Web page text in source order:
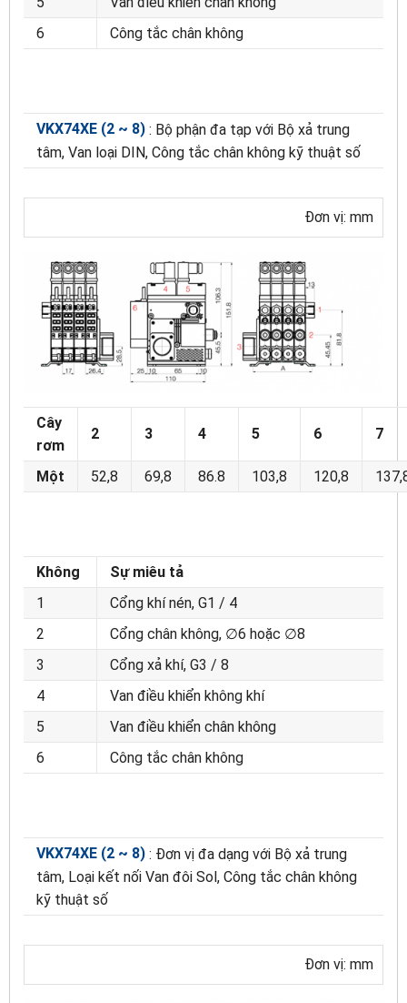
6
Công tắc chân không
VKX74XE (2 ~ 8) : Bộ phận đa tạp với Bộ xả trung
tâm, Van loại DIN, Công tắc chân không kỹ thuật số
Đơn vị: mm
Cây
rơm
2 3 4 5 6 7
Một 52,8 69,8 86.8 103,8 120,8
Không
Sự miêu tả
1
Cổng khí nén, G1 / 4
2
Cổng chân không, ∅6 hoặc ∅8
3
Cổng xả khí, G3 / 8
4
Van điều khiển không khí
5
Van điều khiển chân không
6
Công tắc chân không
VKX74XE (2 ~ 8) : Đơn vị đa dạng với Bộ xả trung
tâm, Loại kết nối Van đôi Sol, Công tắc chân không
kỹ thuật số
Đơn vị: mm